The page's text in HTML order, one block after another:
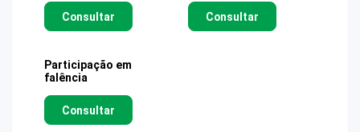
Consultar Consultar
Participação em
falência
Consultar